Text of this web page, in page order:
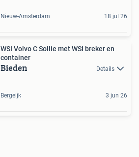
Nieuw-Amsterdam 18 jul 26
WSI Volvo C Sollie met WSI breker en
container
Bieden Details
Bergeijk 3 jun 26